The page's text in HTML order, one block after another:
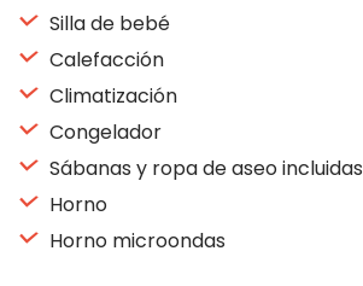
Silla de bebé
Calefacción
Climatización
Congelador
Sábanas y ropa de aseo incluidas
Horno
Horno microondas